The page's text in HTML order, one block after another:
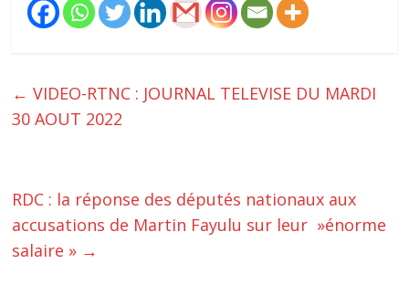
← VIDEO-RTNC : JOURNAL TELEVISE DU MARDI
30 AOUT 2022
RDC : la réponse des députés nationaux aux
accusations de Martin Fayulu sur leur »énorme
salaire » →